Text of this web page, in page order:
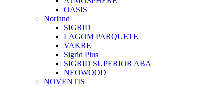
OASIS
Norland
SIGRID
LAGOM PARQUETE
VAKRE
Sigrid Plus
SIGRID SUPERIOR ABA
NEOWOOD
NOVENTIS